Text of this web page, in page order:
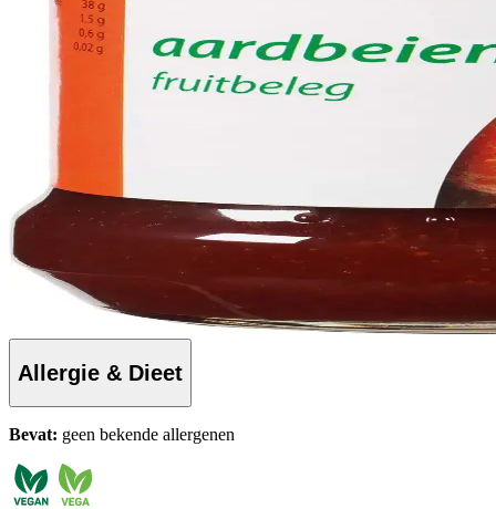
Allergie & Dieet
Bevat: geen bekende allergenen